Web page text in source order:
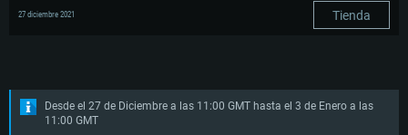
27 diciembre 2021 Tienda
Desde el 27 de Diciembre a las 11:00 GMT hasta el 3 de Enero a las
11:00 GMT